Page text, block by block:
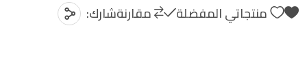
منتجاتي المفضلة مقارنةشارك: